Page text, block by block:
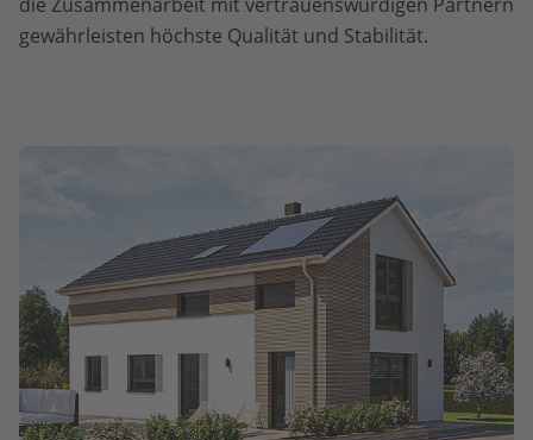
gewährleisten höchste Qualität und Stabilität.